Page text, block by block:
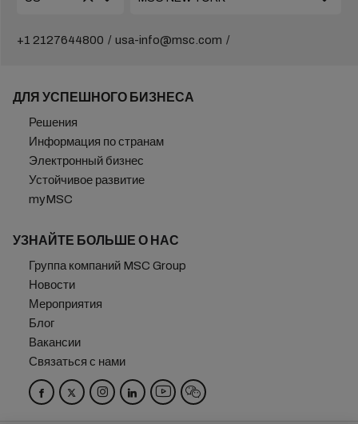
+1 2127644800 usa-info@msc.com
ДЛЯ УСПЕШНОГО БИЗНЕСА
Решения
Информация по странам
Электронный бизнес
Устойчивое развитие
myMSC
УЗНАЙТЕ БОЛЬШЕ О НАС
Группа компаний MSC Group
Новости
Мероприятия
Блог
Вакансии
Связаться с нами